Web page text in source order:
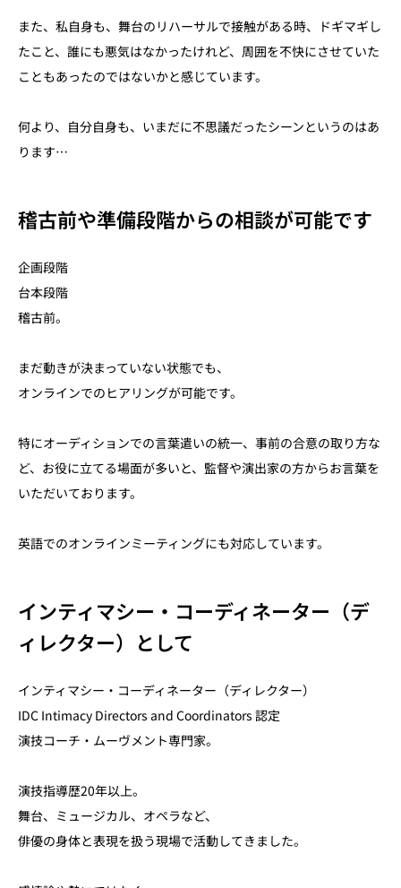
また、私自身も、舞台のリハーサルで接触がある時、ドギマギし
たこと、誰にも悪気はなかったけれど、周囲を不快にさせていた
こともあったのではないかと感じています。
何より、自分自身も、いまだに不思議だったシーンというのはあ
ります…
稽古前や準備段階からの相談が可能です
企画段階
台本段階
稽古前。
まだ動きが決まっていない状態でも、
オンラインでのヒアリングが可能です。
特にオーディションでの言葉遣いの統一、事前の合意の取り方な
ど、お役に立てる場面が多いと、監督や演出家の方からお言葉を
いただいております。
英語でのオンラインミーティングにも対応しています。
インティマシー・コーディネーター（デ
ィレクター）として
インティマシー・コーディネーター（ディレクター）
IDC Intimacy Directors and Coordinators 認定
演技コーチ・ムーヴメント専門家。
演技指導歴20年以上。
舞台、ミュージカル、オペラなど、
俳優の身体と表現を扱う現場で活動してきました。